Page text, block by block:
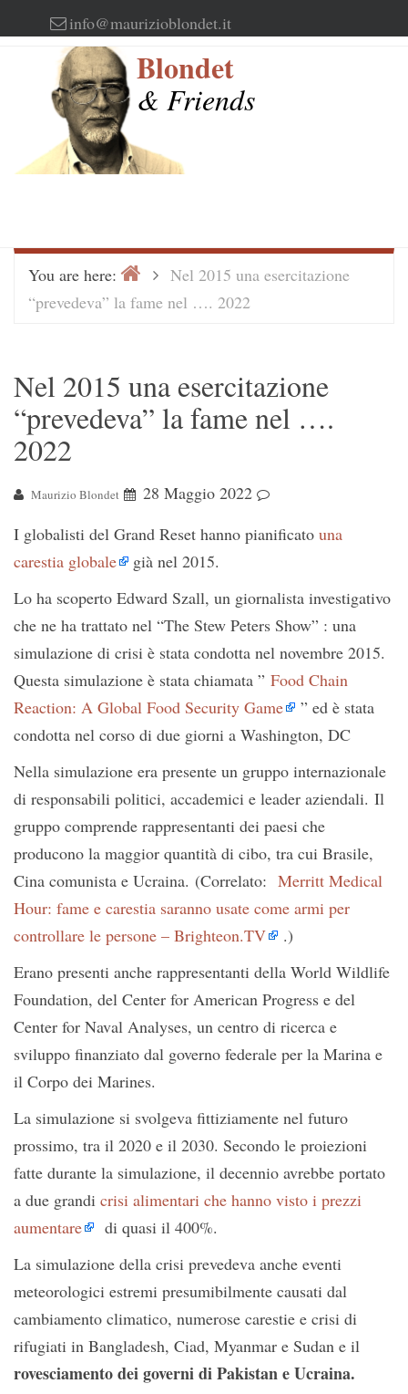
to
info@maurizioblondet.it
Blondet
& Friends
You are here: HomeNel 2015 una esercitazione
“prevedeva” la fame nel …. 2022
Nel 2015 una esercitazione
“prevedeva” la fame nel ….
2022
Maurizio Blondet
28 Maggio 2022
I globalisti del Grand Reset hanno pianificato una
carestia globale
già nel 2015.
Lo ha scoperto Edward Szall, un giornalista investigativo
che ne ha trattato nel “The Stew Peters Show” : una
simulazione di crisi è stata condotta nel novembre 2015.
Questa simulazione è stata chiamata ” Food Chain
Reaction: A Global Food Security Game
” ed è stata
condotta nel corso di due giorni a Washington, DC
Nella simulazione era presente un gruppo internazionale
di responsabili politici, accademici e leader aziendali. Il
gruppo comprende rappresentanti dei paesi che
producono la maggior quantità di cibo, tra cui Brasile,
Cina comunista e Ucraina. (Correlato: Merritt Medical
Hour: fame e carestia saranno usate come armi per
controllare le persone – Brighteon.TV
.)
Erano presenti anche rappresentanti della World Wildlife
Foundation, del Center for American Progress e del
Center for Naval Analyses, un centro di ricerca e
sviluppo finanziato dal governo federale per la Marina e
il Corpo dei Marines.
La simulazione si svolgeva fittiziamente nel futuro
prossimo, tra il 2020 e il 2030. Secondo le proiezioni
fatte durante la simulazione, il decennio avrebbe portato
a due grandi crisi alimentari che hanno visto i prezzi
aumentare
di quasi il 400%.
La simulazione della crisi prevedeva anche eventi
meteorologici estremi presumibilmente causati dal
cambiamento climatico, numerose carestie e crisi di
rifugiati in Bangladesh, Ciad, Myanmar e Sudan e il
rovesciamento dei governi di Pakistan e Ucraina.